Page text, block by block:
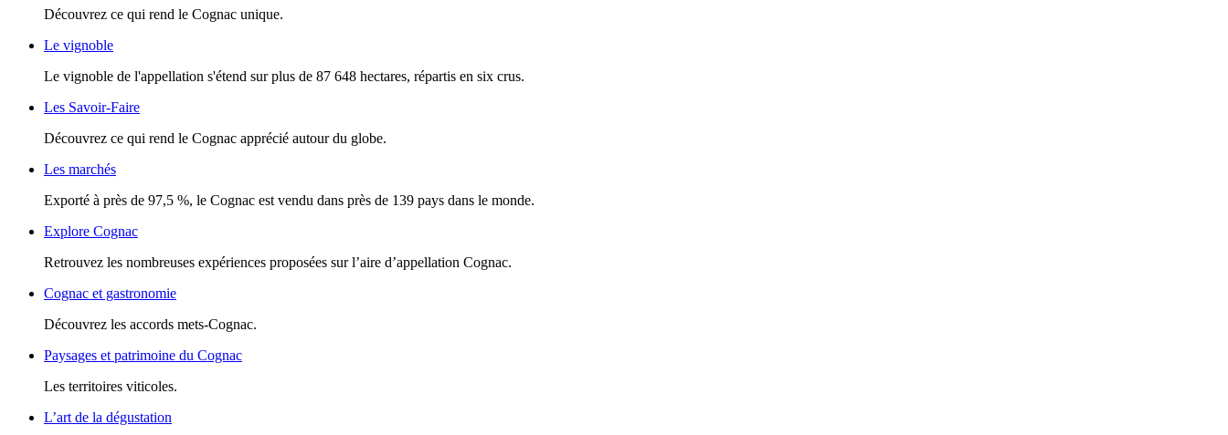
Découvrez ce qui rend le Cognac unique.
Le vignoble
Le vignoble de l'appellation s'étend sur plus de 87 648 hectares, répartis en six crus.
Les Savoir-Faire
Découvrez ce qui rend le Cognac apprécié autour du globe.
Les marchés
Exporté à près de 97,5 %, le Cognac est vendu dans près de 139 pays dans le monde.
Explore Cognac
Retrouvez les nombreuses expériences proposées sur l’aire d’appellation Cognac.
Cognac et gastronomie
Découvrez les accords mets-Cognac.
Paysages et patrimoine du Cognac
Les territoires viticoles.
L’art de la dégustation